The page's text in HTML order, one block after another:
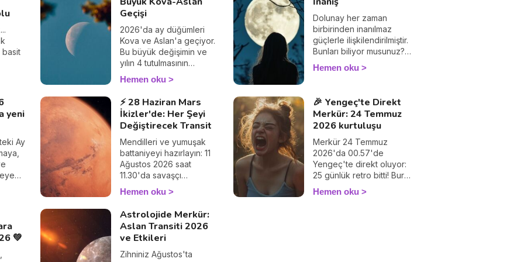
basit
Geçişi
2026'da ay düğümleri
Kova ve Aslan'a geçiyor.
Bu büyük değişimin ve
yılın 4 tutulmasının
burcunuza neler
getireceğini keşfedin.
Hemen oku
Dolunay her zaman
birbirinden inanılmaz
güçlerle ilişkilendirilmiştir.
Bunları biliyor musunuz?
İşte 5 popüler inanış.
Hemen oku
yeni
Ay
⚡ 28 Haziran Mars
İkizler'de: Her Şeyi
Değiştirecek Transit
Mendilleri ve yumuşak
battaniyeyi hazırlayın: 11
Ağustos 2026 saat
11.30'da savaşçı
gezegenimiz Mars kılıcını
kınına koyuyor, İkizler'in
ve yaklaşık 27 Eylül'e
kadar Yengeç'in şefkatli,
ay enerjili burcuna
kıvrılıyor. Pek çok
Hemen oku
🎉 Yengeç'te Direkt
Merkür: 24 Temmuz
2026 kurtuluşu
Merkür 24 Temmuz
2026'da 00.57'de
Yengeç'te direkt oluyor:
25 günlük retro bitti! Burç
burç neyin çözüldüğünü
hatasız keşfedin.
Hemen oku
💚
Astrolojide Merkür:
Aslan Transiti 2026
ve Etkileri
Zihniniz Ağustos'ta